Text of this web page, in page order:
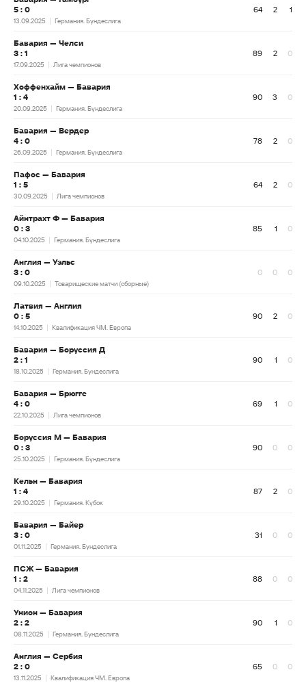
5 : 0
13.09.2025 Германия. Бундеслига
64 2 1
Бавария — Челси
3 : 1
17.09.2025 Лига чемпионов
89 2 0
Хоффенхайм — Бавария
1 : 4
20.09.2025 Германия. Бундеслига
90 3 0
Бавария — Вердер
4 : 0
26.09.2025 Германия. Бундеслига
78 2 0
Пафос — Бавария
1 : 5
30.09.2025 Лига чемпионов
64 2 0
Айнтрахт Ф — Бавария
0 : 3
04.10.2025 Германия. Бундеслига
85 1 0
Англия — Уэльс
3 : 0
09.10.2025 Товарищеские матчи (сборные)
0 0 0
Латвия — Англия
0 : 5
14.10.2025 Квалификация ЧМ. Европа
90 2 0
Бавария — Боруссия Д
2 : 1
18.10.2025 Германия. Бундеслига
90 1 0
Бавария — Брюгге
4 : 0
22.10.2025 Лига чемпионов
69 1 0
Боруссия М — Бавария
0 : 3
25.10.2025 Германия. Бундеслига
90 0 0
Кельн — Бавария
1 : 4
29.10.2025 Германия. Кубок
87 2 0
Бавария — Байер
3 : 0
01.11.2025 Германия. Бундеслига
31 0 0
ПСЖ — Бавария
1 : 2
04.11.2025 Лига чемпионов
88 0 0
Унион — Бавария
2 : 2
08.11.2025 Германия. Бундеслига
90 1 0
Англия — Сербия
2 : 0
13.11.2025 Квалификация ЧМ. Европа
65 0 0